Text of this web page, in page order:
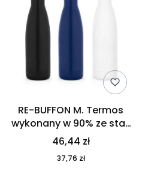
RE-BUFFON M. Termos
wykonany w 90% ze stali
nierdzewnej
pochodzącej z
recyklingu 520 ml 94294
46,44 zł
37,76 zł